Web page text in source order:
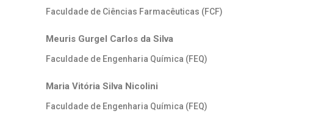
Faculdade de Ciências Farmacêuticas (FCF)
Meuris Gurgel Carlos da Silva
Faculdade de Engenharia Química (FEQ)
Maria Vitória Silva Nicolini
Faculdade de Engenharia Química (FEQ)